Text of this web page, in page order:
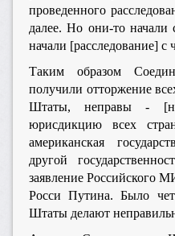
проведенного
далее. Но они-то
начали [расследование]
Таким образом
получили отторжение
Штаты, неправы -
юрисдикцию всех
американская
другой
заявление Российского
Росси Путина. Было
Штаты делают